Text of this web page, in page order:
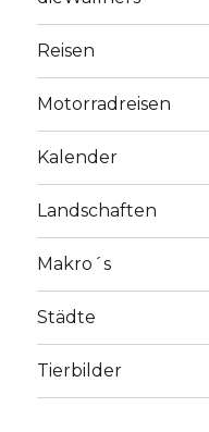
Reisen
Motorradreisen
Kalender
Landschaften
Makro´s
Städte
Tierbilder